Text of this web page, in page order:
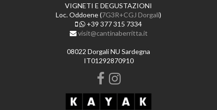
VIGNETI E DEGUSTAZIONI
Loc. Oddoene (7G3R+CGJ Dorgali)
+39 377 315 7334
visit@cantinaberritta.it
08022 Dorgali NU Sardegna
IT01292870910